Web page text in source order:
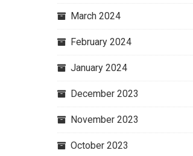
March 2024
February 2024
January 2024
December 2023
November 2023
October 2023